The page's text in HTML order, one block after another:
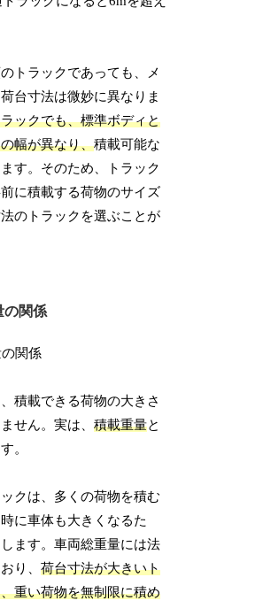
トラックであっても、メ
台寸法は微妙に異なりま
ックでも、標準ボディと
幅が異なり、積載可能な
す。そのため、トラック
に積載する荷物のサイズ
のトラックを選ぶことが
の関係
積載できる荷物の大きさ
せん。実は、積載重量と
。
クは、多くの荷物を積む
に車体も大きくなるた
ます。車両総重量には法
り、荷台寸法が大きいト
重い荷物を無制限に積め